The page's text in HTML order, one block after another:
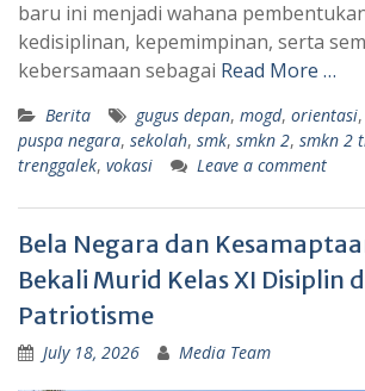
baru ini menjadi wahana
kedisiplinan, kepemimpinan, serta
kebersamaan sebagai Read More …
Berita gugus depan, mogd, orientasi,
puspa negara, sekolah, smk, smkn 2, smkn 2
trenggalek, vokasi Leave a comment
Bela Negara dan
Bekali Murid Kelas XI Disiplin
Patriotisme
July 18, 2026 Media Team